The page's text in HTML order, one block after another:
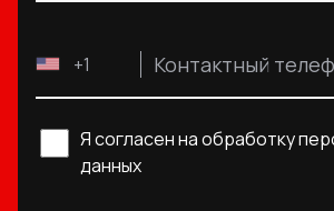
+1 Контактный
Я согласен на обработку
данных